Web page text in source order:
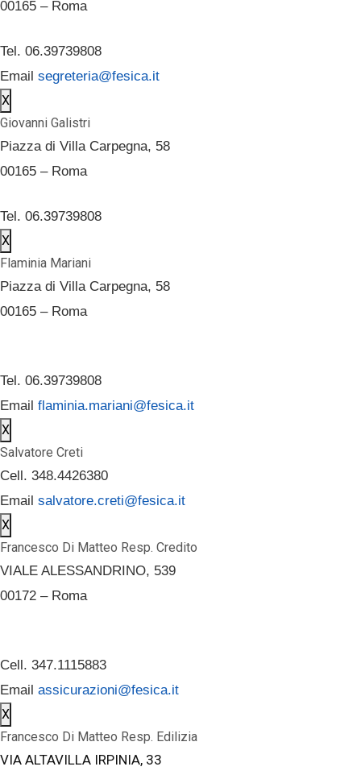
00165 – Roma
Tel. 06.39739808
Email segreteria@fesica.it
X
Giovanni Galistri
Piazza di Villa Carpegna, 58
00165 – Roma
Tel. 06.39739808
X
Flaminia Mariani
Piazza di Villa Carpegna, 58
00165 – Roma
Tel. 06.39739808
Email flaminia.mariani@fesica.it
X
Salvatore Creti
Cell. 348.4426380
Email salvatore.creti@fesica.it
X
Francesco Di Matteo Resp. Credito
VIALE ALESSANDRINO, 539
00172 – Roma
Cell. 347.1115883
Email assicurazioni@fesica.it
X
Francesco Di Matteo Resp. Edilizia
VIA ALTAVILLA IRPINIA, 33